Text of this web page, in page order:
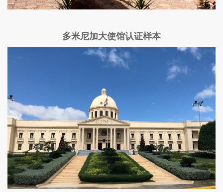
多米尼加大使馆认证样本